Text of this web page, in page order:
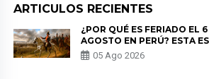
ARTICULOS RECIENTES
¿POR QUÉ ES FERIADO EL
AGOSTO EN PERÚ? ESTA
HISTORIA
05 Ago 2026